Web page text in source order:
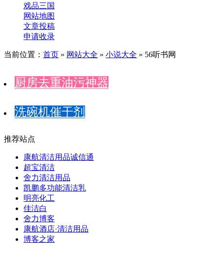
戏品三国
网站地图
文章投稿
申请收录
当前位置： 首页 » 网站大全 » 小说大全 » 56听书网
厨房去重油污神器
洗碗机催干剂
推荐站点
康航清洁用品诚信通
超宝清洁
舍力清洁用品
凯鹏多功能清洁乳
明亮化工
佳洁白
舍力博客
康航酒店·清洁用品
博客之家